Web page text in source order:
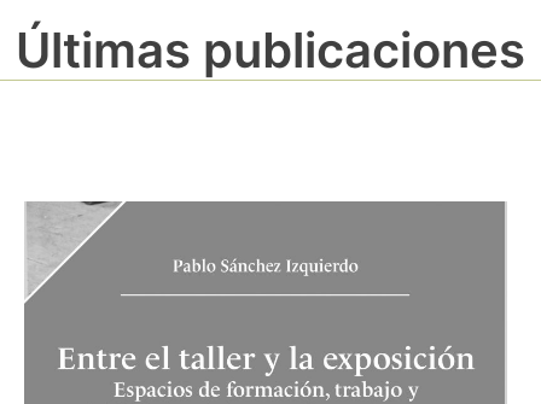
Últimas publicaciones